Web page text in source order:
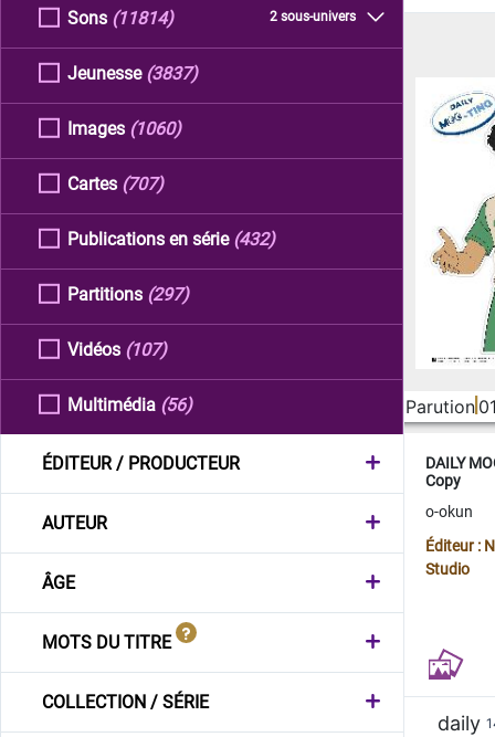
Sons 2 sous-univers
(11814)
Jeunesse (3837)
Images (1060)
Cartes (707)
Publications en série (432)
Partitions (297)
Vidéos (107)
Multimédia (56)
ÉDITEUR / PRODUCTEUR
AUTEUR
ÂGE
MOTS DU TITRE
COLLECTION / SÉRIE
Parution
DAILY
Copy
o-okun
Éditeur :
Studio
daily